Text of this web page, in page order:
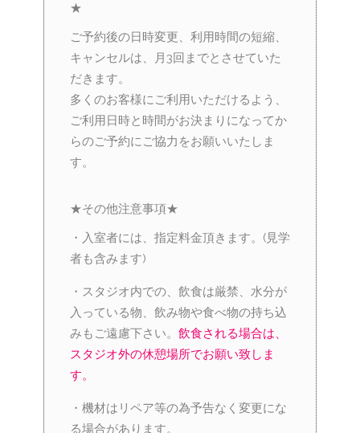
★
ご予約後の日時変更、利用時間の短縮、
キャンセルは、月3回までとさせていた
だきます。
多くのお客様にご利用いただけるよう、
ご利用日時と時間がお決まりになってか
らのご予約にご協力をお願いいたしま
す。
★その他注意事項★
・入室者には、指定料金頂きます。(見学
者も含みます)
・スタジオ内での、飲食は厳禁、水分が
入っている物、飲み物や食べ物の持ち込
みもご遠慮下さい。 飲食される場合は、
スタジオ外の休憩場所でお願い致しま
す。
・機材はリペア等の為予告なく変更にな
る場合があります。